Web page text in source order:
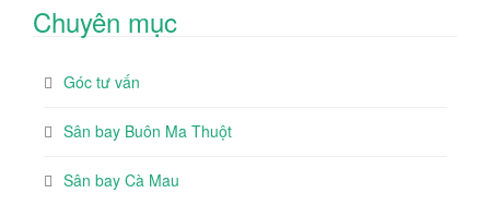
Chuyên mục
Góc tư vấn
Sân bay Buôn Ma Thuột
Sân bay Cà Mau